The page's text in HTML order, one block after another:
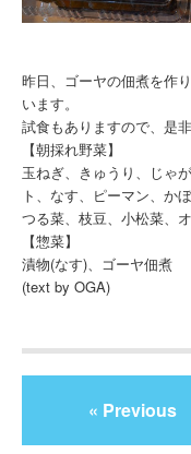
昨日、ゴーヤの佃煮を作
います。
試食もありますので、是
【朝採れ野菜】
玉ねぎ、きゅうり、じゃ
ト、なす、ピーマン、か
つる菜、枝豆、小松菜、
【惣菜】
漬物(なす)、ゴーヤ佃煮
(text by OGA)
« Previous